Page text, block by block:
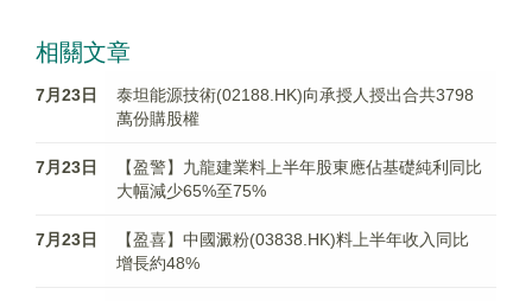
相關文章
7月23日
泰坦能源技術(02188.HK)向承授人授出合共3798
萬份購股權
7月23日
【盈警】九龍建業料上半年股東應佔基礎純利同比
大幅減少65%至75%
7月23日
【盈喜】中國澱粉(03838.HK)料上半年收入同比
增長約48%